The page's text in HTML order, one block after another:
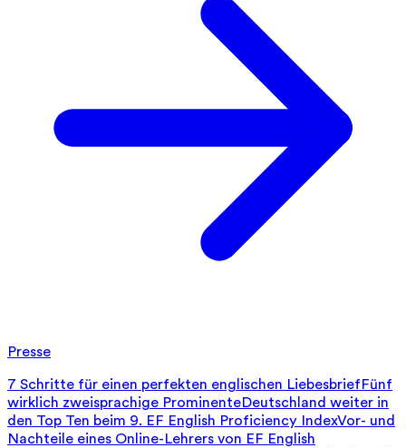
Presse
7 Schritte für einen perfekten englischen LiebesbriefFünf
wirklich zweisprachige ProminenteDeutschland weiter in
den Top Ten beim 9. EF English Proficiency IndexVor- und
Nachteile eines Online-Lehrers von EF English